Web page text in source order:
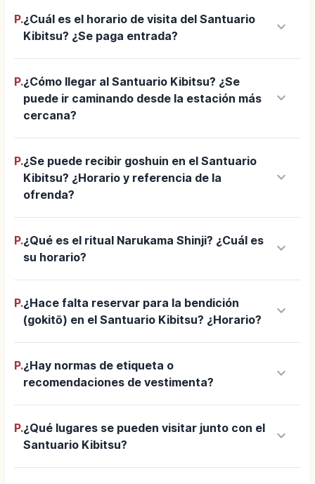
P.¿Cuál es el horario de visita del Santuario
Kibitsu? ¿Se paga entrada?
keyboard_arrow_down
P.¿Cómo llegar al Santuario Kibitsu? ¿Se
puede ir caminando desde la estación más
cercana?
keyboard_arrow_down
P.¿Se puede recibir goshuin en el Santuario
Kibitsu? ¿Horario y referencia de la
ofrenda?
keyboard_arrow_down
P.¿Qué es el ritual Narukama Shinji? ¿Cuál es
su horario?
keyboard_arrow_down
P.¿Hace falta reservar para la bendición
(gokitō) en el Santuario Kibitsu? ¿Horario?
keyboard_arrow_down
P.¿Hay normas de etiqueta o
recomendaciones de vestimenta?
keyboard_arrow_down
P.¿Qué lugares se pueden visitar junto con el
Santuario Kibitsu?
keyboard_arrow_down